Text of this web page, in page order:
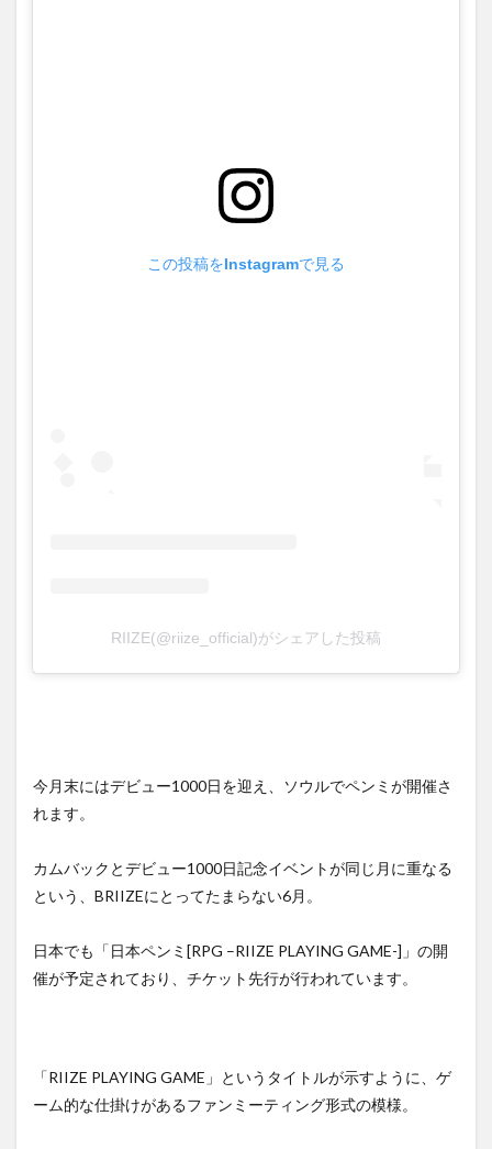
この投稿をInstagramで見る
RIIZE(@riize_official)がシェアした投稿
今月末にはデビュー1000日を迎え、ソウルでペンミが開催さ
れます。
カムバックとデビュー1000日記念イベントが同じ月に重なる
という、BRIIZEにとってたまらない6月。
日本でも「日本ペンミ[RPG –RIIZE PLAYING GAME-]」の開
催が予定されており、チケット先行が行われています。
「RIIZE PLAYING GAME」というタイトルが示すように、ゲ
ーム的な仕掛けがあるファンミーティング形式の模様。